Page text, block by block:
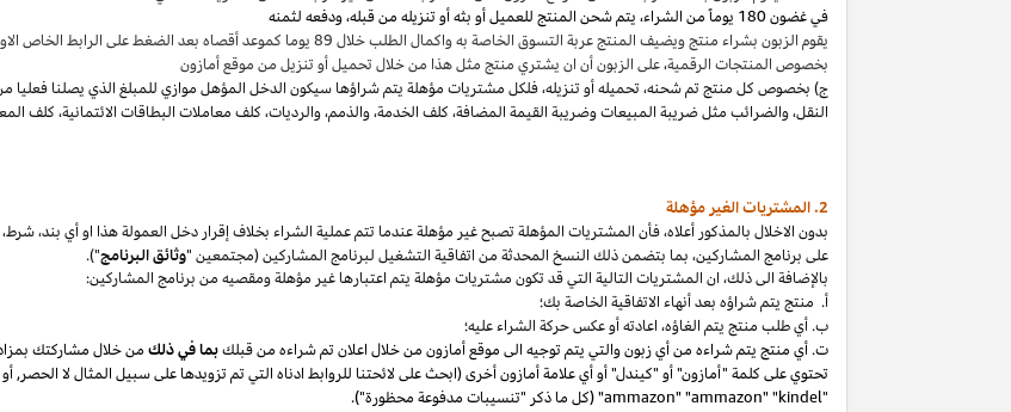
في غضون180 يوماً من الشراء، يتم شحن المنتج للعميل أو بثه أو تنزيله من قبله، ودفعه لثمنه
يقوم الزبون بشراء منتج ويضيف المنتج عربة التسوق الخاصة به واكمال الطلب خلال 89 يوما كموعد أقصاه بعد الضغط على الرابط الخاص الاولي؛ أو
بخصوص المنتجات الرقمية،على الزبون أن ان يشتري منتج مثل هذا من خلال تحميل أو تنزيل من موقع أمازون
ج) بخصوص كل منتج تم شحنه، تحميله أو تنزيله،فلكل مشتريات مؤهلة يتمشراؤهاسيكون الدخل المؤهل موازي للمبلغ الذي يصلنا فعليا
النقل،والضرائب مثل ضريبة المبيعات وضريبة القيمة المضافة، كلف الخدمة،والذمم،والرديات، كلف معاملات البطاقات الائتمانية، كلف
2. المشتريات
الغير مؤهلة
بدون الاخلال بالمذكور أعلاه،فأن المشتريات المؤهلة تصبح غير مؤهلة عندما تتم عملية الشراء بخلاف إقرار دخل العمولة هذا او أي بند،شرط،
على برنامج المشاركين، بما بتضمن ذلك النسخ المحدثة من اتفاقية التشغيل لبرنامج المشاركين (مجتمعين "وثائق البرنامج").
بالإضافة الى ذلك، ان المشتريات التالية التي قد تكون مشتريات مؤهلة يتم اعتبارها غير مؤهلة ومقصيه من برنامج المشاركين:
أ. منتج يتمشراؤه بعد أنهاء الاتفاقية الخاصة بك؛
ب. أي طلب منتج يتم الغاؤه، اعادته أو عكس حركة الشراء عليه؛
ت. أي منتج يتم شراءه من أي زبون والتي يتم توجيه الى موقع أمازون من خلال اعلان تم شراءه من قبلكبما في ذلكمن خلال مشاركتك
تحتوي على كلمة "أمازون" أو "كيندل" أو أي علامة أمازون أخرى (ابحث على لائحتنا للروابط ادناه التي تم تزويدها على سبيل المثال لا
"ammazon" "ammazon" "kindel" (كل ما ذكر "تنسيبات مدفوعة محظورة").